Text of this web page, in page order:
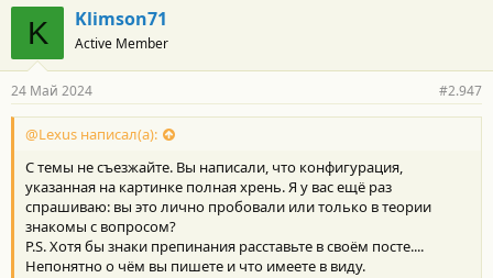
K Klimson71
Active Member
24 Май 2024 #2.947
@Lexus написал(а):
С темы не съезжайте. Вы написали, что конфигурация,
указанная на картинке полная хрень. Я у вас ещё раз
спрашиваю: вы это лично пробовали или только в теории
знакомы с вопросом?
P.S. Хотя бы знаки препинания расставьте в своём посте....
Непонятно о чём вы пишете и что имеете в виду.